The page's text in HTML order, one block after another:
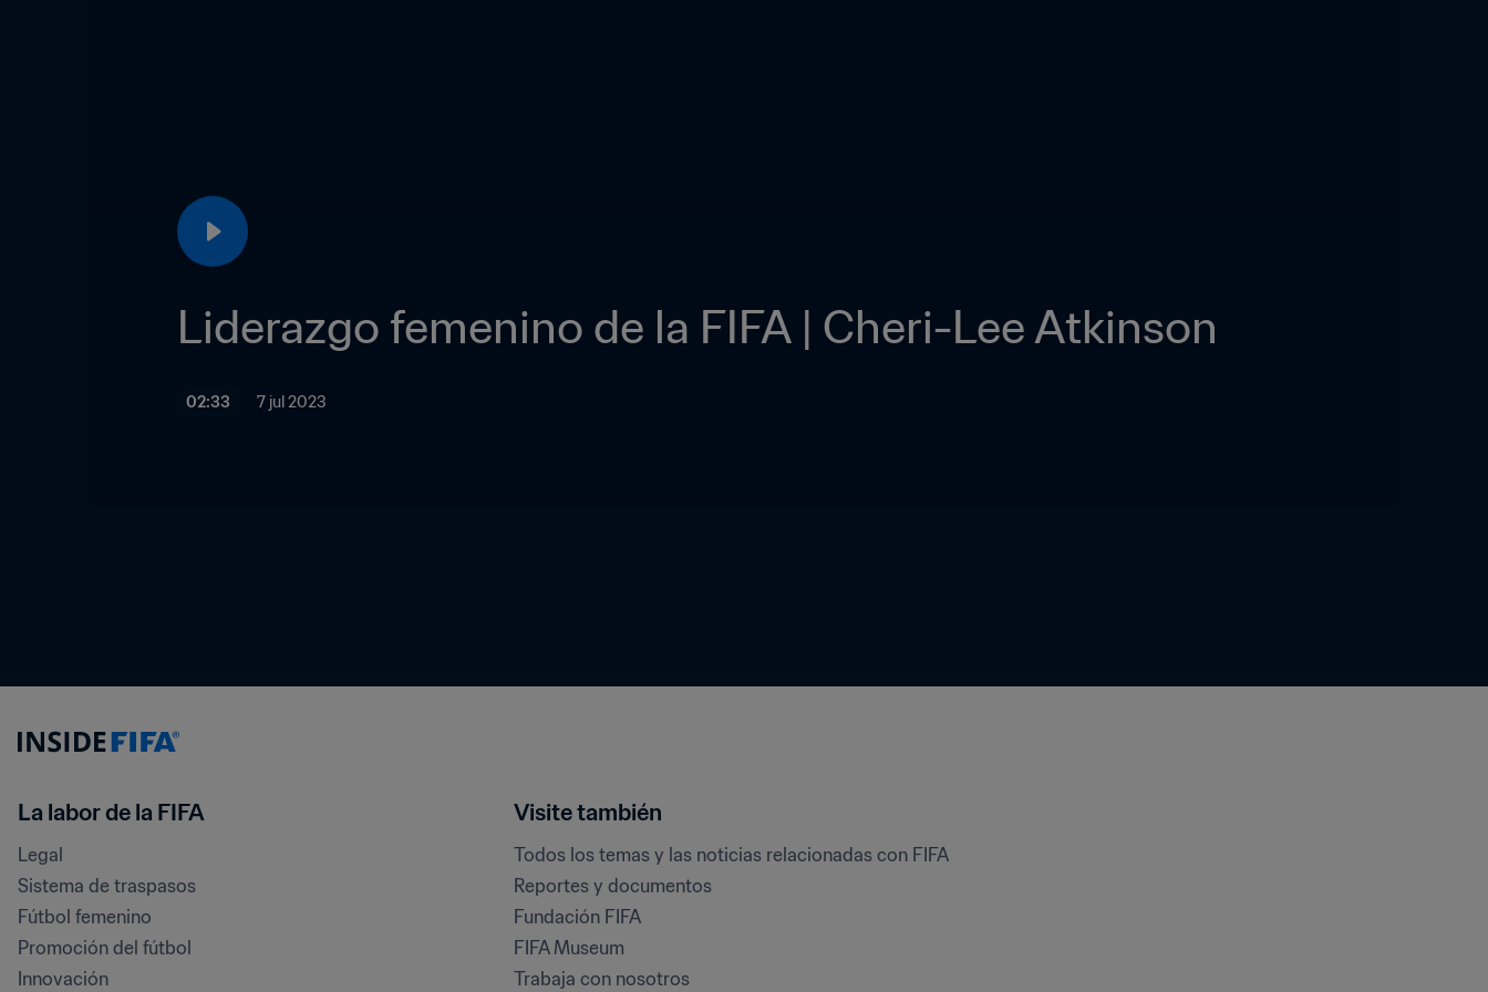
Liderazgo femenino de la FIFA | Cheri-Lee Atkinson
02:33 7 jul 2023
La labor de la FIFA
Legal
Sistema de traspasos
Fútbol femenino
Promoción del fútbol
Innovación
Visite también
Todos los temas y las noticias relacionadas con FIFA
Reportes y documentos
Fundación FIFA
FIFA Museum
Trabaja con nosotros